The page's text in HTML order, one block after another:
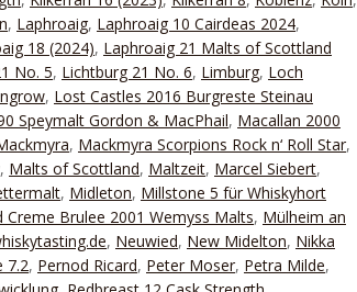
, Laphroaig, Laphroaig 10 Cairdeas 2024,
18 (2024), Laphroaig 21 Malts of Scottland
No. 5, Lichtburg 21 No. 6, Limburg, Loch
, Lost Castles 2016 Burgreste Steinau
Speymalt Gordon & MacPhail, Macallan 2000
, Mackmyra Scorpions Rock n‘ Roll Star,
, Malts of Scottland, Maltzeit, Marcel Siebert,
, Midleton, Millstone 5 für Whiskyhort
Creme Brulee 2001 Wemyss Malts, Mülheim an
, Neuwied, New Midelton, Nikka
7.2, Pernod Ricard, Peter Moser, Petra Milde,